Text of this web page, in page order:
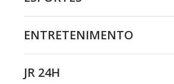
ENTRETENIMENTO
JR 24H